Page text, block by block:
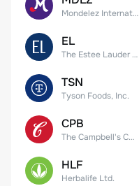
Mondelez International, Inc. Class A
EL
The Estee Lauder Companies Inc. Class A
TSN
Tyson Foods, Inc.
CPB
The Campbell's Company Common Stock
HLF
Herbalife Ltd.